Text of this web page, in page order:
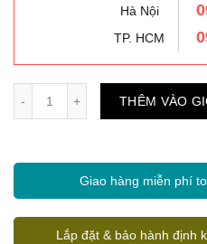
Hà Nội
TP. HCM
THÊM VÀO
Giao hàng miễn phí
Lắp đặt & bảo hành định